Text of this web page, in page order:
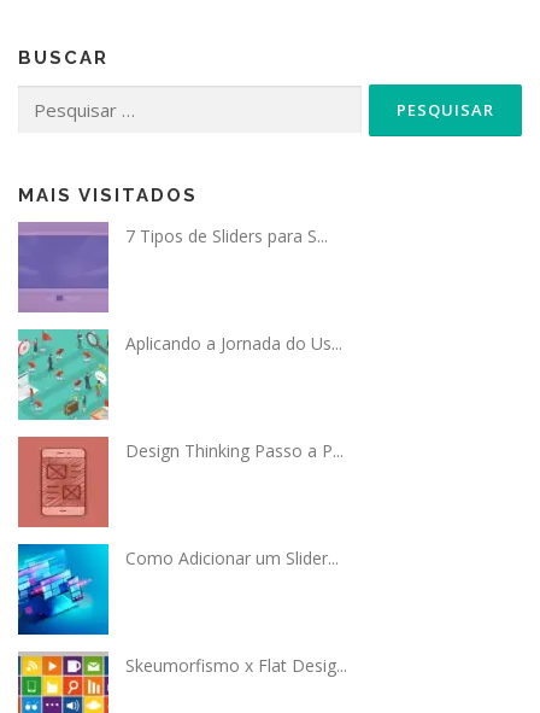
BUSCAR
por:
MAIS VISITADOS
7 Tipos de Sliders para S...
Aplicando a Jornada do Us...
Design Thinking Passo a P...
Como Adicionar um Slider...
Skeumorfismo x Flat Desig...